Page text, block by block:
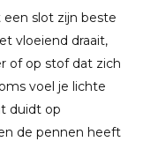
slot zijn beste
vloeiend draait,
of op stof dat zich
voel je lichte
duidt op
de pennen heeft